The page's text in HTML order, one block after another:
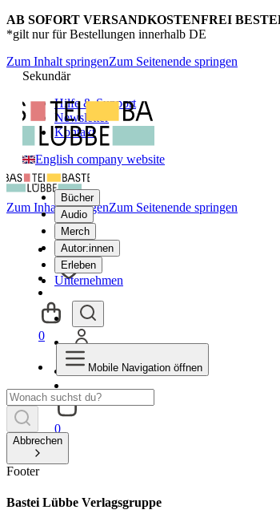
AB SOFORT VERSANDKOSTENFREI
*gilt nur für Bestellungen innerhalb DE
Zum Inhalt springenZum Seitenende springen
Sekundär
Hilfe & Support
Newsletter
Kontakt
English company website
Bücher
Audio
Merch
Autor:innen
Erleben
Unternehmen
0
Zum Inhalt springenZum Seitenende springen
0
Mobile Navigation öffnen
Abbrechen
Footer
Bastei Lübbe Verlagsgruppe